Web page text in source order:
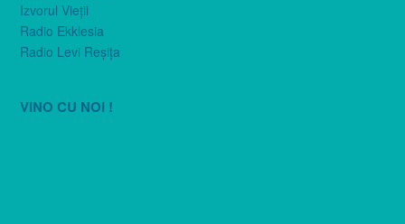
Izvorul Vieţii
Radio Ekklesia
Radio Levi Reşiţa
VINO CU NOI !